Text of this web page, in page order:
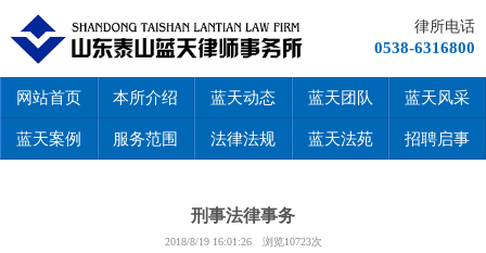
律所电话
0538-6316800
网站首页 本所介绍 蓝天动态 蓝天团队 蓝天风采
蓝天案例 服务范围 法律法规 蓝天法苑 招聘启事
刑事法律事务
2018/8/19 16:01:26 浏览10723次